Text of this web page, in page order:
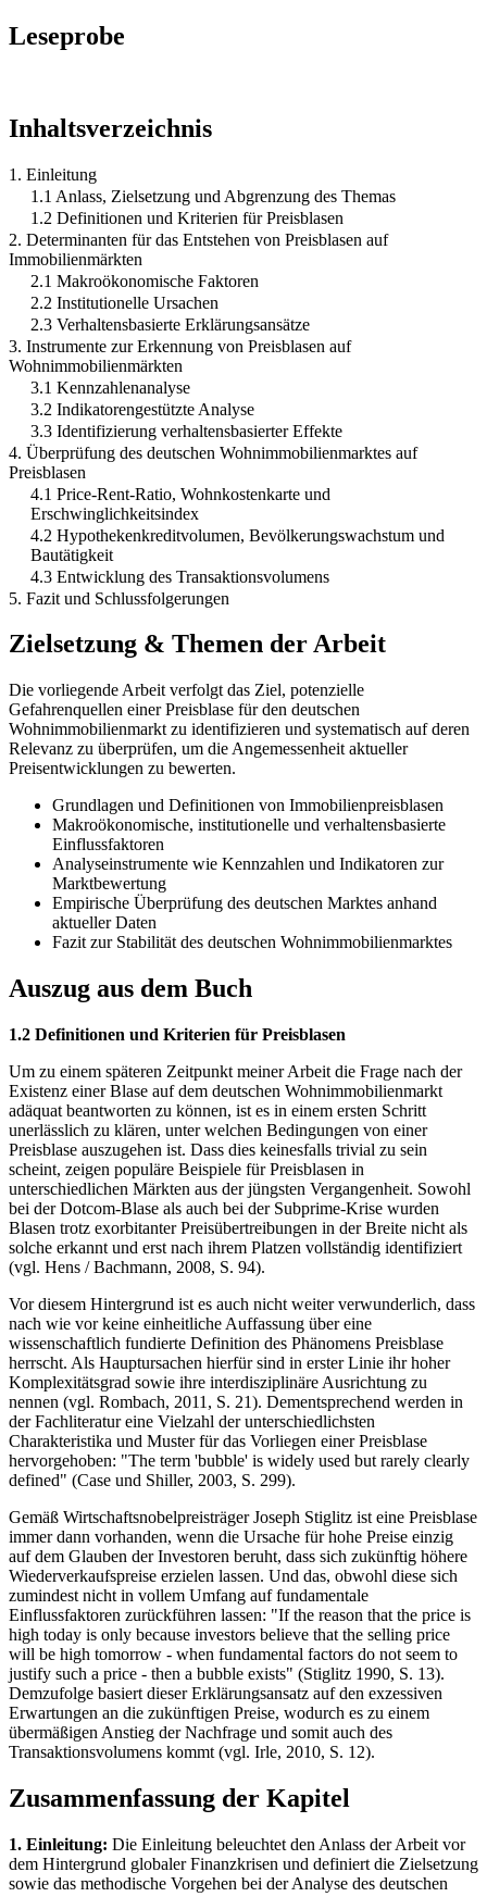
Leseprobe
Inhaltsverzeichnis
1. Einleitung
1.1 Anlass, Zielsetzung und Abgrenzung des Themas
1.2 Definitionen und Kriterien für Preisblasen
2. Determinanten für das Entstehen von Preisblasen auf
Immobilienmärkten
2.1 Makroökonomische Faktoren
2.2 Institutionelle Ursachen
2.3 Verhaltensbasierte Erklärungsansätze
3. Instrumente zur Erkennung von Preisblasen auf
Wohnimmobilienmärkten
3.1 Kennzahlenanalyse
3.2 Indikatorengestützte Analyse
3.3 Identifizierung verhaltensbasierter Effekte
4. Überprüfung des deutschen Wohnimmobilienmarktes auf
Preisblasen
4.1 Price-Rent-Ratio, Wohnkostenkarte und
Erschwinglichkeitsindex
4.2 Hypothekenkreditvolumen, Bevölkerungswachstum und
Bautätigkeit
4.3 Entwicklung des Transaktionsvolumens
5. Fazit und Schlussfolgerungen
Zielsetzung & Themen der Arbeit
Die vorliegende Arbeit verfolgt das Ziel, potenzielle
Gefahrenquellen einer Preisblase für den deutschen
Wohnimmobilienmarkt zu identifizieren und systematisch auf deren
Relevanz zu überprüfen, um die Angemessenheit aktueller
Preisentwicklungen zu bewerten.
Grundlagen und Definitionen von Immobilienpreisblasen
Makroökonomische, institutionelle und verhaltensbasierte
Einflussfaktoren
Analyseinstrumente wie Kennzahlen und Indikatoren zur
Marktbewertung
Empirische Überprüfung des deutschen Marktes anhand
aktueller Daten
Fazit zur Stabilität des deutschen Wohnimmobilienmarktes
Auszug aus dem Buch
1.2 Definitionen und Kriterien für Preisblasen
Um zu einem späteren Zeitpunkt meiner Arbeit die Frage nach der
Existenz einer Blase auf dem deutschen Wohnimmobilienmarkt
adäquat beantworten zu können, ist es in einem ersten Schritt
unerlässlich zu klären, unter welchen Bedingungen von einer
Preisblase auszugehen ist. Dass dies keinesfalls trivial zu sein
scheint, zeigen populäre Beispiele für Preisblasen in
unterschiedlichen Märkten aus der jüngsten Vergangenheit. Sowohl
bei der Dotcom-Blase als auch bei der Subprime-Krise wurden
Blasen trotz exorbitanter Preisübertreibungen in der Breite nicht als
solche erkannt und erst nach ihrem Platzen vollständig identifiziert
(vgl. Hens / Bachmann, 2008, S. 94).
Vor diesem Hintergrund ist es auch nicht weiter verwunderlich, dass
nach wie vor keine einheitliche Auffassung über eine
wissenschaftlich fundierte Definition des Phänomens Preisblase
herrscht. Als Hauptursachen hierfür sind in erster Linie ihr hoher
Komplexitätsgrad sowie ihre interdisziplinäre Ausrichtung zu
nennen (vgl. Rombach, 2011, S. 21). Dementsprechend werden in
der Fachliteratur eine Vielzahl der unterschiedlichsten
Charakteristika und Muster für das Vorliegen einer Preisblase
hervorgehoben: "The term 'bubble' is widely used but rarely clearly
defined" (Case und Shiller, 2003, S. 299).
Gemäß Wirtschaftsnobelpreisträger Joseph Stiglitz ist eine Preisblase
immer dann vorhanden, wenn die Ursache für hohe Preise einzig
auf dem Glauben der Investoren beruht, dass sich zukünftig höhere
Wiederverkaufspreise erzielen lassen. Und das, obwohl diese sich
zumindest nicht in vollem Umfang auf fundamentale
Einflussfaktoren zurückführen lassen: "If the reason that the price is
high today is only because investors believe that the selling price
will be high tomorrow - when fundamental factors do not seem to
justify such a price - then a bubble exists" (Stiglitz 1990, S. 13).
Demzufolge basiert dieser Erklärungsansatz auf den exzessiven
Erwartungen an die zukünftigen Preise, wodurch es zu einem
übermäßigen Anstieg der Nachfrage und somit auch des
Transaktionsvolumens kommt (vgl. Irle, 2010, S. 12).
Zusammenfassung der Kapitel
1. Einleitung: Die Einleitung beleuchtet den Anlass der Arbeit vor
dem Hintergrund globaler Finanzkrisen und definiert die Zielsetzung
sowie das methodische Vorgehen bei der Analyse des deutschen